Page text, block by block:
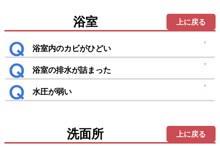
浴室 上に戻る
浴室内のカビがひどい
浴室の排水が詰まった
水圧が弱い
洗面所 上に戻る